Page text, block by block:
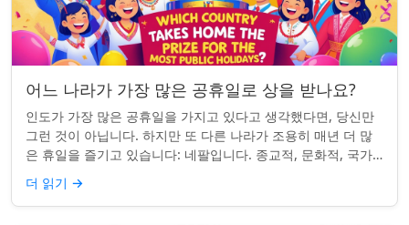
어느 나라가 가장 많은 공휴일로 상을 받나요?
인도가 가장 많은 공휴일을 가지고 있다고 생각했다면, 당신만
그런 것이 아닙니다. 하지만 또 다른 나라가 조용히 매년 더 많
은 휴일을 즐기고 있습니다: 네팔입니다. 종교적, 문화적, 국가
적 기념일이 혼합된 네팔은 현...
더 읽기 →